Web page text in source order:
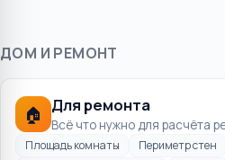
ДОМ И РЕМОНТ
🏠 Для ремонта
Всё что нужно для расчёта
Площадь комнаты Периметр стен